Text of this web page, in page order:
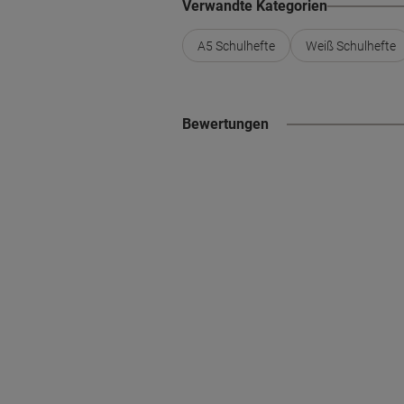
Verwandte Kategorien
A5 Schulhefte Weiß Schulhefte
Bewertungen